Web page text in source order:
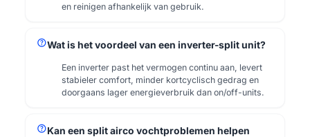
en reinigen afhankelijk van gebruik.
helpWat is het voordeel van een inverter-split unit?
Een inverter past het vermogen continu aan, levert
stabieler comfort, minder kortcyclisch gedrag en
doorgaans lager energieverbruik dan on/off-units.
helpKan een split airco vochtproblemen helpen